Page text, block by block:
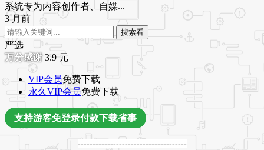
系统专为内容创作者、自媒...
3 月前
搜索看
严选
3.9元
VIP会员免费下载
永久VIP会员免费下载
支持游客免登录付款下载省事
-------------------------------------